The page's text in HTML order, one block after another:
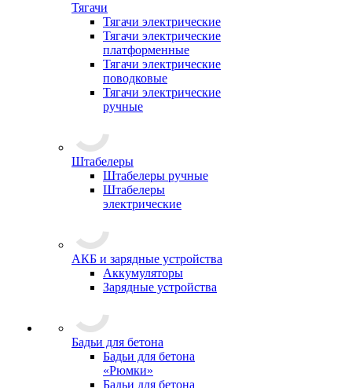
Тягачи
Тягачи электрические
Тягачи электрические
платформенные
Тягачи электрические
поводковые
Тягачи электрические
ручные
Штабелеры
Штабелеры ручные
Штабелеры
электрические
АКБ и зарядные устройства
Аккумуляторы
Зарядные устройства
Бадьи для бетона
Бадьи для бетона
«Рюмки»
Бадьи для бетона